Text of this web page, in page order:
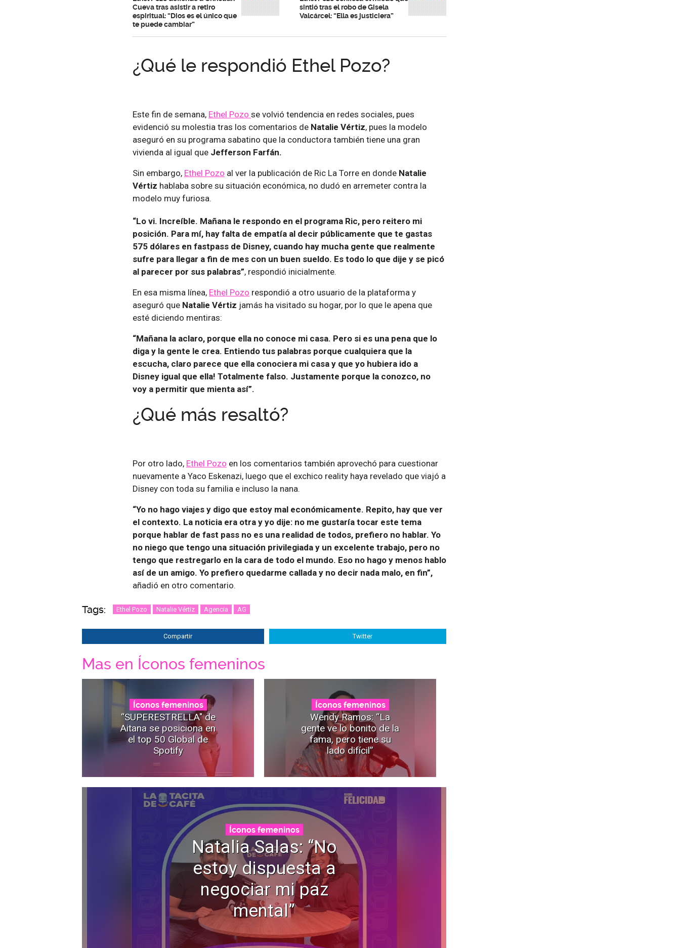
Cueva tras asistir a retiro
espiritual: “Dios es el único que
te puede cambiar”
sintió tras el robo de Gisela
Valcárcel: “Ella es justiciera”
¿Qué le respondió Ethel Pozo?
Este fin de semana, Ethel Pozo se volvió tendencia en redes sociales, pues
evidenció su molestia tras los comentarios de Natalie Vértiz, pues la modelo
aseguró en su programa sabatino que la conductora también tiene una gran
vivienda al igual que Jefferson Farfán.
Sin embargo, Ethel Pozo al ver la publicación de Ric La Torre en donde Natalie
Vértiz hablaba sobre su situación económica, no dudó en arremeter contra la
modelo muy furiosa.
“Lo vi. Increíble. Mañana le respondo en el programa Ric, pero reitero mi
posición. Para mí, hay falta de empatía al decir públicamente que te gastas
575 dólares en fastpass de Disney, cuando hay mucha gente que realmente
sufre para llegar a fin de mes con un buen sueldo. Es todo lo que dije y se picó
al parecer por sus palabras”, respondió inicialmente.
En esa misma línea, Ethel Pozo respondió a otro usuario de la plataforma y
aseguró que Natalie Vértiz jamás ha visitado su hogar, por lo que le apena que
esté diciendo mentiras:
“Mañana la aclaro, porque ella no conoce mi casa. Pero si es una pena que lo
diga y la gente le crea. Entiendo tus palabras porque cualquiera que la
escucha, claro parece que ella conociera mi casa y que yo hubiera ido a
Disney igual que ella! Totalmente falso. Justamente porque la conozco, no
voy a permitir que mienta así”.
¿Qué más resaltó?
Por otro lado, Ethel Pozo en los comentarios también aprovechó para cuestionar
nuevamente a Yaco Eskenazi, luego que el exchico reality haya revelado que viajó a
Disney con toda su familia e incluso la nana.
“Yo no hago viajes y digo que estoy mal económicamente. Repito, hay que ver
el contexto. La noticia era otra y yo dije: no me gustaría tocar este tema
porque hablar de fast pass no es una realidad de todos, prefiero no hablar. Yo
no niego que tengo una situación privilegiada y un excelente trabajo, pero no
tengo que restregarlo en la cara de todo el mundo. Eso no hago y menos hablo
así de un amigo. Yo prefiero quedarme callada y no decir nada malo, en fin”,
añadió en otro comentario.
Tags: Ethel Pozo Natalie Vértiz Agencia AG
Compartir Twitter
Mas en Íconos femeninos
Íconos femeninos
“SUPERESTRELLA" de
Aitana se posiciona en
el top 50 Global de
Spotify
Íconos femeninos
Wendy Ramos: “La
gente ve lo bonito de la
fama, pero tiene su
lado difícil”
Íconos femeninos
Natalia Salas: “No
estoy dispuesta a
negociar mi paz
mental”